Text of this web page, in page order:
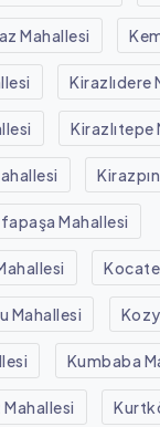
Mahallesi
Kirazlıdere
Kirazlıtepe
Mahallesi
Mahallesi
Kumbaba